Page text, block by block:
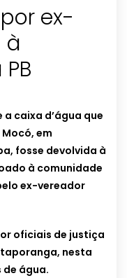
ex-
à
caixa d’água que
em
fosse devolvida à
à comunidade
ex-vereador
oficiais de justiça
nesta
água.